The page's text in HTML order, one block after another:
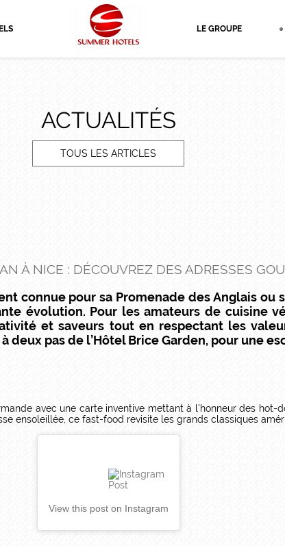
LE GROUPE
ACTUALITÉS
TOUS LES ARTICLES
À NICE : DÉCOUVREZ DES ADRESSES
connue pour sa Promenade des Anglais
évolution. Pour les amateurs de cuisine
et saveurs tout en respectant les
pas de l’Hôtel Brice Garden, pour une
avec une carte inventive mettant à l'honneur des hot-
ensoleillée, ce fast-food revisite les grands classiques
View this post on Instagram